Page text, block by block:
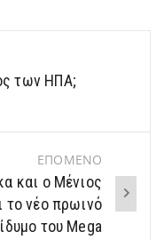
των ΗΠΑ;
ΕΠΟΜΕΝΟ
και ο Μένιος
το νέο πρωινό
του Mega